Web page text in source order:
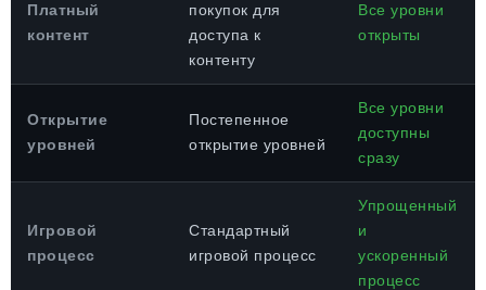
Платный
контент
покупок для
доступа к
контенту
Все уровни
открыты
Открытие
уровней
Постепенное
открытие уровней
Все уровни
доступны
сразу
Игровой
процесс
Стандартный
игровой процесс
Упрощенный
и
ускоренный
процесс